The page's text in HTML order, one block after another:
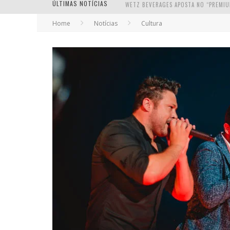
ÚLTIMAS NOTÍCIAS
Home Notícias Cultura